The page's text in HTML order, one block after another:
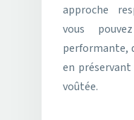
approche
vous
performante,
en
voûtée.